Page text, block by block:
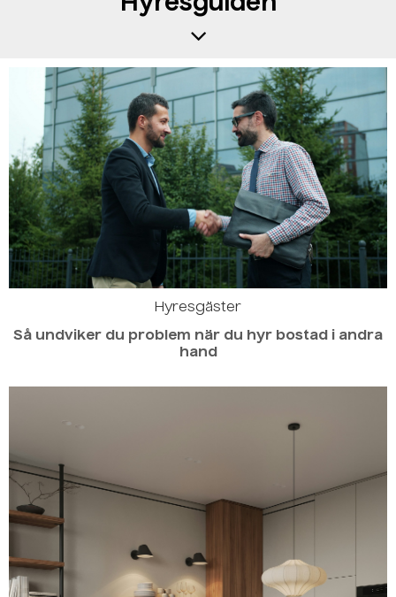
Hyresgäster
Så undviker du problem när du hyr bostad i andra
hand